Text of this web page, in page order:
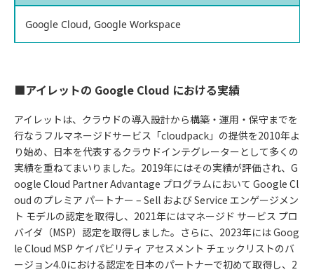
Google Cloud, Google Workspace
■アイレットの Google Cloud における実績
アイレットは、クラウドの導入設計から構築・運用・保守までを
行なうフルマネージドサービス「cloudpack」の提供を2010年よ
り始め、日本を代表するクラウドインテグレーターとして多くの
実績を重ねてまいりました。2019年にはその実績が評価され、G
oogle Cloud Partner Advantage プログラムにおいて Google Cl
oud のプレミア パートナー – Sell および Service エンゲージメン
ト モデルの認定を取得し、2021年にはマネージド サービス プロ
バイダ（MSP）認定を取得しました。さらに、2023年には Goog
le Cloud MSP ケイパビリティ アセスメント チェックリストのバ
ージョン4.0における認定を日本のパートナーで初めて取得し、2